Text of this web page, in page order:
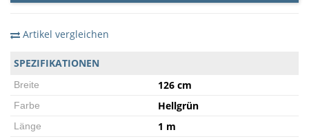
Artikel vergleichen
SPEZIFIKATIONEN
Breite 126 cm
Farbe Hellgrün
Länge 1 m